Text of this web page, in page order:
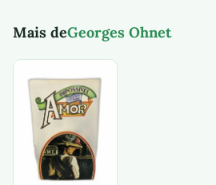
Mais deGeorges Ohnet